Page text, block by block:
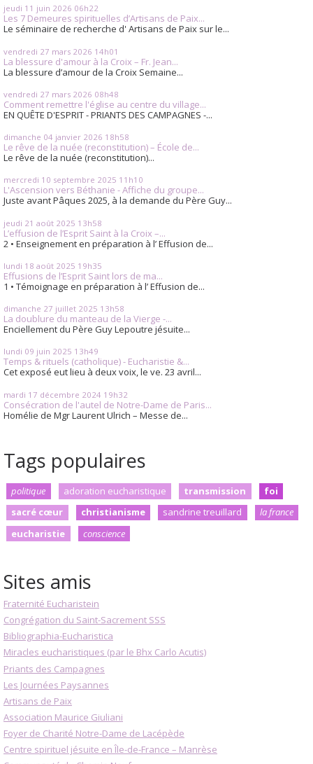
jeudi 11 juin 2026 06h22
Les 7 Demeures spirituelles d’Artisans de Paix...
Le séminaire de recherche d' Artisans de Paix sur le...
vendredi 27 mars 2026 14h01
La blessure d'amour à la Croix – Fr. Jean...
La blessure d’amour de la Croix Semaine...
vendredi 27 mars 2026 08h48
Comment remettre l'église au centre du village...
EN QUÊTE D'ESPRIT - PRIANTS DES CAMPAGNES -...
dimanche 04 janvier 2026 18h58
Le rêve de la nuée (reconstitution) – École de...
Le rêve de la nuée (reconstitution)...
mercredi 10 septembre 2025 11h10
L'Ascension vers Béthanie - Affiche du groupe...
Juste avant Pâques 2025, à la demande du Père Guy...
jeudi 21 août 2025 13h58
L’effusion de l’Esprit Saint à la Croix –...
2 • Enseignement en préparation à l’ Effusion de...
lundi 18 août 2025 19h35
Effusions de l’Esprit Saint lors de ma...
1 • Témoignage en préparation à l’ Effusion de...
dimanche 27 juillet 2025 13h58
La doublure du manteau de la Vierge -...
Enciellement du Père Guy Lepoutre jésuite...
lundi 09 juin 2025 13h49
Temps & rituels (catholique) - Eucharistie &...
Cet exposé eut lieu à deux voix, le ve. 23 avril...
mardi 17 décembre 2024 19h32
Consécration de l'autel de Notre-Dame de Paris...
Homélie de Mgr Laurent Ulrich – Messe de...
Tags populaires
politique adoration eucharistique transmission
foi
sacré cœur
christianisme sandrine treuillard
la france
eucharistie
conscience
Sites amis
Fraternité Eucharistein
Congrégation du Saint-Sacrement SSS
Bibliographia-Eucharistica
Miracles eucharistiques (par le Bhx Carlo Acutis)
Priants des Campagnes
Les Journées Paysannes
Artisans de Paix
Association Maurice Giuliani
Foyer de Charité Notre-Dame de Lacépède
Centre spirituel jésuite en Île-de-France – Manrèse